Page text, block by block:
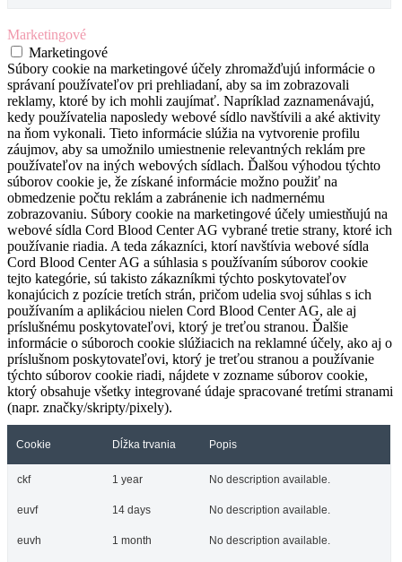
Marketingové
Marketingové
Súbory cookie na marketingové účely zhromažďujú informácie o
správaní používateľov pri prehliadaní, aby sa im zobrazovali
reklamy, ktoré by ich mohli zaujímať. Napríklad zaznamenávajú,
kedy používatelia naposledy webové sídlo navštívili a aké aktivity
na ňom vykonali. Tieto informácie slúžia na vytvorenie profilu
záujmov, aby sa umožnilo umiestnenie relevantných reklám pre
používateľov na iných webových sídlach. Ďalšou výhodou týchto
súborov cookie je, že získané informácie možno použiť na
obmedzenie počtu reklám a zabránenie ich nadmernému
zobrazovaniu. Súbory cookie na marketingové účely umiestňujú na
webové sídla Cord Blood Center AG vybrané tretie strany, ktoré ich
používanie riadia. A teda zákazníci, ktorí navštívia webové sídla
Cord Blood Center AG a súhlasia s používaním súborov cookie
tejto kategórie, sú takisto zákazníkmi týchto poskytovateľov
konajúcich z pozície tretích strán, pričom udelia svoj súhlas s ich
používaním a aplikáciou nielen Cord Blood Center AG, ale aj
príslušnému poskytovateľovi, ktorý je treťou stranou. Ďalšie
informácie o súboroch cookie slúžiacich na reklamné účely, ako aj o
príslušnom poskytovateľovi, ktorý je treťou stranou a používanie
týchto súborov cookie riadi, nájdete v zozname súborov cookie,
ktorý obsahuje všetky integrované údaje spracované tretími stranami
(napr. značky/skripty/pixely).
Cookie Dĺžka trvania Popis
ckf 1 year No description available.
euvf 14 days No description available.
euvh 1 month No description available.